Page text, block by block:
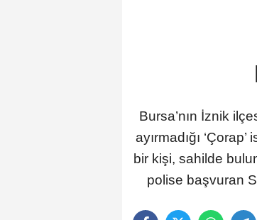
Bursa’nın İznik
ayırmadığı
bir kişi, sahilde
polise başvuran